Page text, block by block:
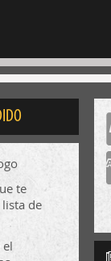
te
de